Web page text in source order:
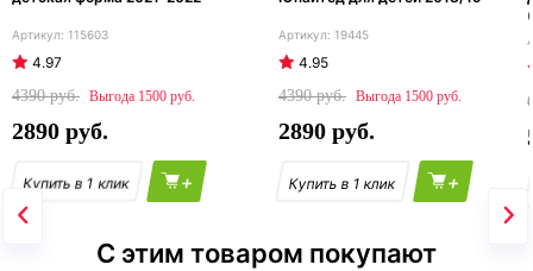
115603
4.97
4390
1500
2890
+
19445
4.95
4390
1500
2890
+
С этим товаром покупают